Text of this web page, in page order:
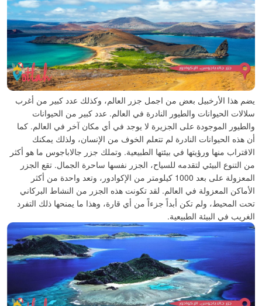
يضم هذا الأرخبيل بعض من اجمل جزر العالم، وكذلك عدد كبير من أغرب
سلالات الحيوانات والطيور النادرة في العالم. عدد كبير من الحيوانات
والطيور الموجودة على الجزيرة لا يوجد في أي مكان آخر في العالم. كما
أن هذه الحيوانات النادرة لم تتعلم الخوف من الإنسان، ولذلك يمكنك
الاقتراب منها ورؤيتها في بيئتها الطبيعية. وتملك جزر جالاباجوس ما هو أكثر
من التنوع البيئي لتقدمه للسياح، الجزر نفسها ساحرة الجمال. تقع الجزر
المعزولة على بعد 1000 كيلومتر من الإكوادور، وتعد واحدة من أكثر
الأماكن المعزولة في العالم. لقد تكونت هذه الجزر من النشاط البركاني
تحت المحيط، ولم تكن أبداً جزءاً من أي قارة، وهذا ما يمنحها ذلك التفرد
الغريب في البيئة الطبيعية.